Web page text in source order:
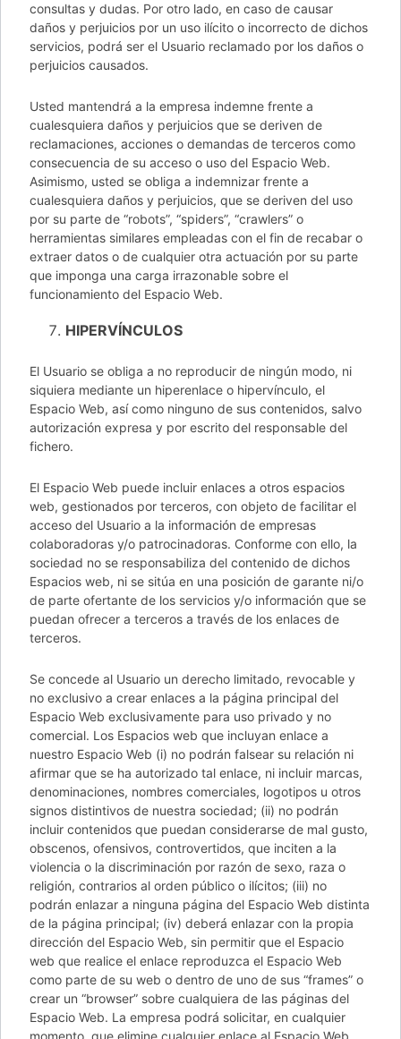
consultas y dudas. Por otro lado, en caso de causar
daños y perjuicios por un uso ilícito o incorrecto de dichos
servicios, podrá ser el Usuario reclamado por los daños o
perjuicios causados.
Usted mantendrá a la empresa indemne frente a
cualesquiera daños y perjuicios que se deriven de
reclamaciones, acciones o demandas de terceros como
consecuencia de su acceso o uso del Espacio Web.
Asimismo, usted se obliga a indemnizar frente a
cualesquiera daños y perjuicios, que se deriven del uso
por su parte de “robots”, “spiders”, “crawlers” o
herramientas similares empleadas con el fin de recabar o
extraer datos o de cualquier otra actuación por su parte
que imponga una carga irrazonable sobre el
funcionamiento del Espacio Web.
HIPERVÍNCULOS
El Usuario se obliga a no reproducir de ningún modo, ni
siquiera mediante un hiperenlace o hipervínculo, el
Espacio Web, así como ninguno de sus contenidos, salvo
autorización expresa y por escrito del responsable del
fichero.
El Espacio Web puede incluir enlaces a otros espacios
web, gestionados por terceros, con objeto de facilitar el
acceso del Usuario a la información de empresas
colaboradoras y/o patrocinadoras. Conforme con ello, la
sociedad no se responsabiliza del contenido de dichos
Espacios web, ni se sitúa en una posición de garante ni/o
de parte ofertante de los servicios y/o información que se
puedan ofrecer a terceros a través de los enlaces de
terceros.
Se concede al Usuario un derecho limitado, revocable y
no exclusivo a crear enlaces a la página principal del
Espacio Web exclusivamente para uso privado y no
comercial. Los Espacios web que incluyan enlace a
nuestro Espacio Web (i) no podrán falsear su relación ni
afirmar que se ha autorizado tal enlace, ni incluir marcas,
denominaciones, nombres comerciales, logotipos u otros
signos distintivos de nuestra sociedad; (ii) no podrán
incluir contenidos que puedan considerarse de mal gusto,
obscenos, ofensivos, controvertidos, que inciten a la
violencia o la discriminación por razón de sexo, raza o
religión, contrarios al orden público o ilícitos; (iii) no
podrán enlazar a ninguna página del Espacio Web distinta
de la página principal; (iv) deberá enlazar con la propia
dirección del Espacio Web, sin permitir que el Espacio
web que realice el enlace reproduzca el Espacio Web
como parte de su web o dentro de uno de sus “frames” o
crear un “browser” sobre cualquiera de las páginas del
Espacio Web. La empresa podrá solicitar, en cualquier
momento, que elimine cualquier enlace al Espacio Web,